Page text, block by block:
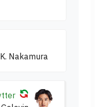
K. Nakamura